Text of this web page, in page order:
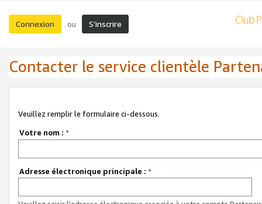
Connexion ou S’inscrire
Contacter le service clientèle
Veuillez remplir le formulaire ci-dessous.
Votre nom : *
Adresse électronique principale : *